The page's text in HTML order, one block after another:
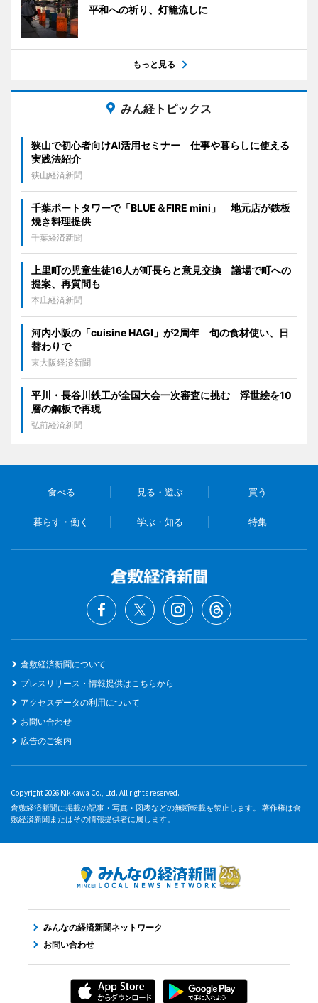
平和への祈り、灯籠流しに
もっと見る
みん経トピックス
狭山で初心者向けAI活用セミナー 仕事や暮らしに使える
実践法紹介
狭山経済新聞
千葉ポートタワーで「BLUE＆FIRE mini」 地元店が鉄板
焼き料理提供
千葉経済新聞
上里町の児童生徒16人が町長らと意見交換 議場で町への
提案、再質問も
本庄経済新聞
河内小阪の「cuisine HAGI」が2周年 旬の食材使い、日
替わりで
東大阪経済新聞
平川・長谷川鉄工が全国大会一次審査に挑む 浮世絵を10
層の鋼板で再現
弘前経済新聞
食べる 見る・遊ぶ 買う
暮らす・働く 学ぶ・知る 特集
倉敷経済新聞について
プレスリリース・情報提供はこちらから
アクセスデータの利用について
お問い合わせ
広告のご案内
Copyright 2026 Kikkawa Co., Ltd. All rights reserved.
倉敷経済新聞に掲載の記事・写真・図表などの無断転載を禁止します。 著作権は倉
敷経済新聞またはその情報提供者に属します。
みんなの経済新聞ネットワーク
お問い合わせ